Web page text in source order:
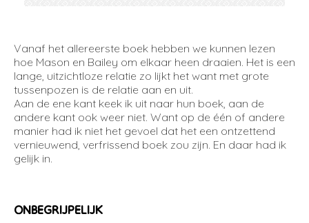
Vanaf het allereerste boek hebben we kunnen lezen
hoe Mason en Bailey om elkaar heen draaien. Het is een
lange, uitzichtloze relatie zo lijkt het want met grote
tussenpozen is de relatie aan en uit.
Aan de ene kant keek ik uit naar hun boek, aan de
andere kant ook weer niet. Want op de één of andere
manier had ik niet het gevoel dat het een ontzettend
vernieuwend, verfrissend boek zou zijn. En daar had ik
gelijk in.
ONBEGRIJPELIJK